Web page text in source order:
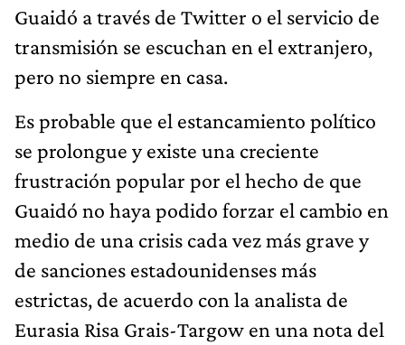
Guaidó a través de Twitter o el servicio de
transmisión se escuchan en el extranjero,
pero no siempre en casa.
Es probable que el estancamiento político
se prolongue y existe una creciente
frustración popular por el hecho de que
Guaidó no haya podido forzar el cambio en
medio de una crisis cada vez más grave y
de sanciones estadounidenses más
estrictas, de acuerdo con la analista de
Eurasia Risa Grais-Targow en una nota del